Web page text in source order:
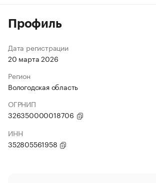
Профиль
Дата регистрации
20 марта 2026
Регион
Вологодская область
ОГРНИП
326350000018706
ИНН
352805561958